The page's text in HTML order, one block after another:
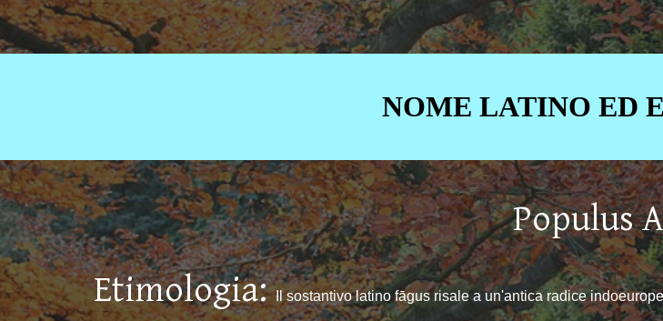
NOME LATINO ED
Populus
Etimologia:Il sostantivo latino fāgus risale a un'antica radice